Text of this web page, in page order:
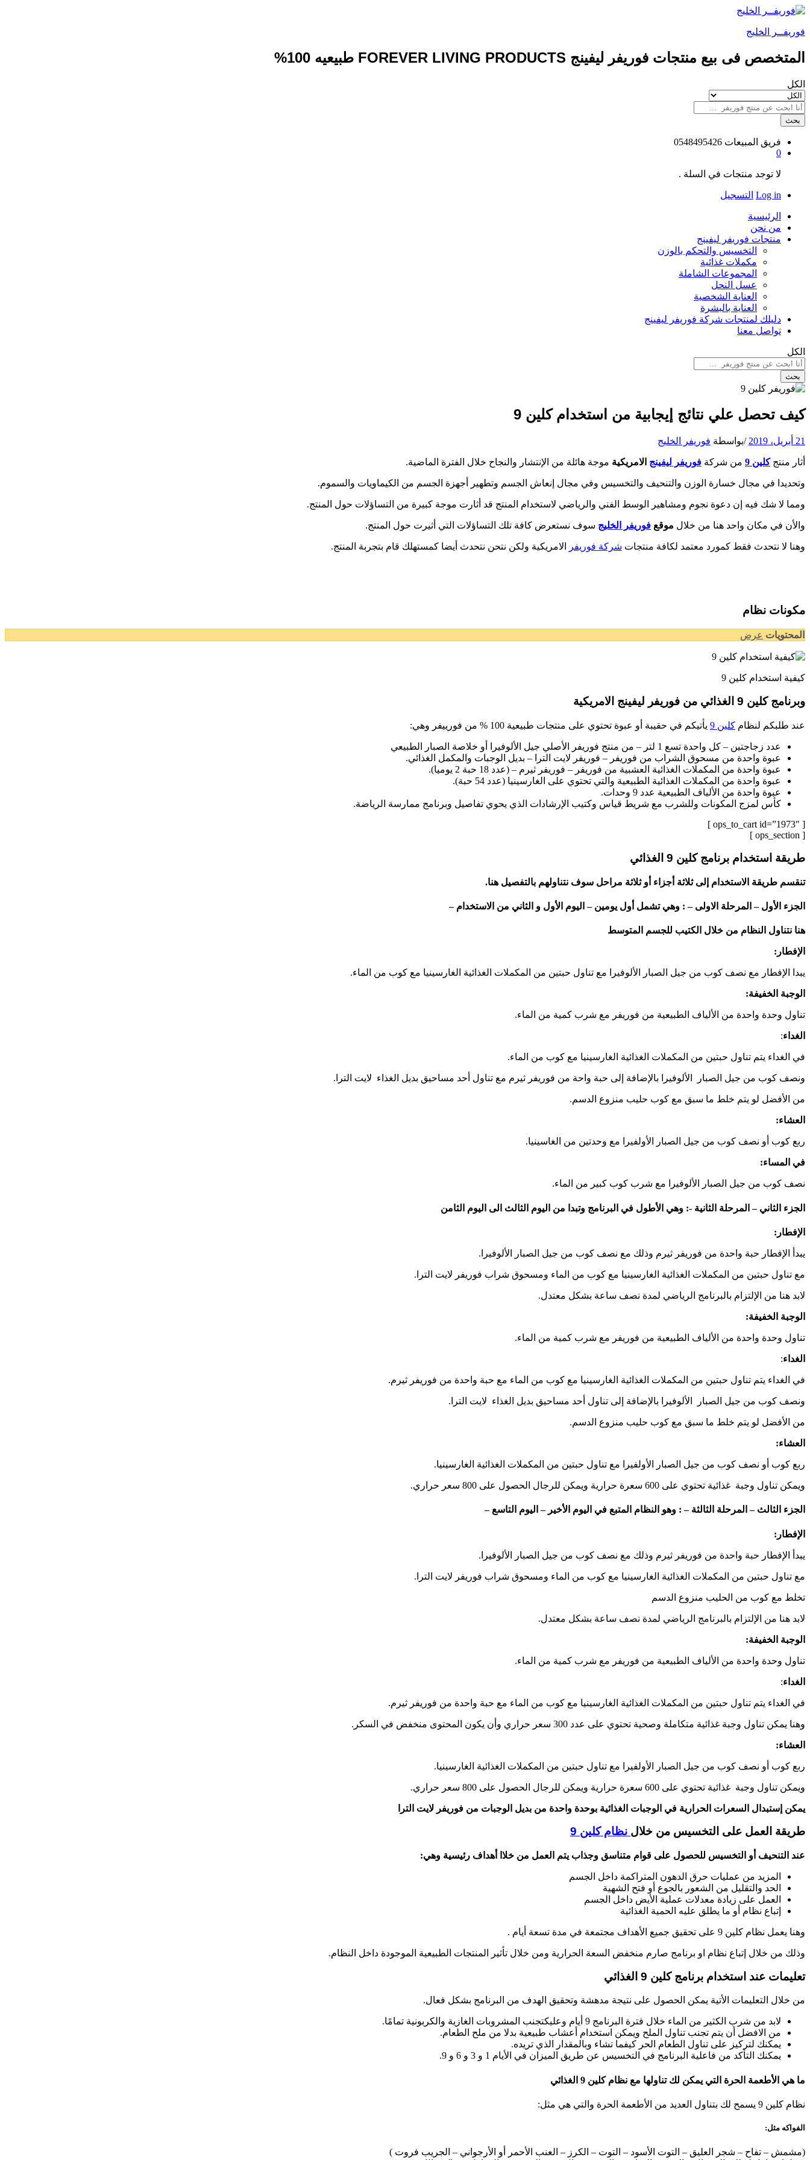
فوريفــر الخليج
المتخصص فى بيع منتجات فوريفر ليفينج FOREVER LIVING PRODUCTS طبيعيه 100%
الكل
بحث
فريق المبيعات 0548495426
0
لا توجد منتجات في السلة .
Log in التسجيل
الرئيسية
من نحن
منتجات فوريفر ليفينج
التخسيس والتحكم بالوزن
مكملات غذائية
المجموعات الشاملة
عسل النحل
العناية الشخصية
العناية بالبشرة
دليلك لمنتجات شركة فوريفر ليفينج
تواصل معنا
الكل
بحث
كيف تحصل علي نتائج إيجابية من استخدام كلين 9
21 أبريل، 2019 /بواسطة فوريفر الخليج
أثار منتج كلين 9 من شركة فوريفر ليفينج الامريكية موجة هائلة من الإنتشار والنجاح خلال الفترة الماضية.
وتحديدا في مجال خسارة الوزن والتنحيف والتخسيس وفي مجال إنعاش الجسم وتطهير أجهزة الجسم من الكيماويات والسموم.
ومما لا شك فيه إن دعوة نجوم ومشاهير الوسط الفني والرياضي لاستخدام المنتج قد أثارت موجة كبيرة من التساؤلات حول المنتج.
والأن في مكان واحد هنا من خلال موقع فوريفر الخليج سوف نستعرض كافة تلك التساؤلات التي أثيرت حول المنتج.
وهنا لا نتحدث فقط كمورد معتمد لكافة منتجات شركة فوريفر الامريكية ولكن نتحن نتحدث أيضا كمستهلك قام بتجربة المنتج.
مكونات نظام
المحتويات عرض
كيفية استخدام كلين 9
وبرنامج كلين 9 الغذائي من فوريفر ليفينج الامريكية
عند طلبكم لنظام كلين 9 يأتيكم في حقيبة أو عبوة تحتوي على منتجات طبيعية 100 % من فورييفر وهي:
عدد زجاجتين – كل واحدة تسع 1 لتر – من منتج فوريفر الأصلي جيل الألوفيرا أو خلاصة الصبار الطبيعي
عبوة واحدة من مسحوق الشراب من فوريفر – فوريفر لايت الترا – بديل الوجبات والمكمل الغذائي.
عبوة واحدة من المكملات الغذائية العشبية من فوريفر – فوريفر ثيرم – (عدد 18 حبة 2 يوميا).
عبوة واحدة من المكملات الغذائية الطبيعية والتي تحتوي على الغارسينيا (عدد 54 حبة).
عبوة واحدة من الألياف الطبيعية عدد 9 وحدات.
كأس لمزج المكونات وللشرب مع شريط قياس وكتيب الإرشادات الذي يحوي تفاصيل وبرنامج ممارسة الرياضة.
[ ops_to_cart id=”1973″ ]
[ ops_section ]
طريقة استخدام برنامج كلين 9 الغذائي
تنقسم طريقة الاستخدام إلى ثلاثة أجزاء أو ثلاثة مراحل سوف نتناولهم بالتفصيل هنا.
الجزء الأول – المرحلة الاولى – : وهي تشمل أول يومين – اليوم الأول و الثاني من الاستخدام –
هنا نتناول النظام من خلال الكتيب للجسم المتوسط
الإفطار:
يبدا الإفطار مع نصف كوب من جيل الصبار الألوفيرا مع تناول حبتين من المكملات الغذائية الغارسينيا مع كوب من الماء.
الوجبة الخفيفة:
تناول وحدة واحدة من الألياف الطبيعية من فوريفر مع شرب كمية من الماء.
الغداء:
في الغداء يتم تناول حبتين من المكملات الغذائية الغارسينيا مع كوب من الماء.
ونصف كوب من جيل الصبار الألوفيرا بالإضافة إلى حبة واحة من فوريفر ثيرم مع تناول أحد مساحيق بديل الغذاء لايت الترا.
من الأفضل لو يتم خلط ما سبق مع كوب حليب منزوع الدسم.
العشاء:
ربع كوب أو نصف كوب من جيل الصبار الأولفيرا مع وحدتين من الغاسينيا.
في المساء:
نصف كوب من جيل الصبار الألوفيرا مع شرب كوب كبير من الماء.
الجزء الثاني – المرحلة الثانية -: وهي الأطول في البرنامج وتبدا من اليوم الثالث الى اليوم الثامن
الإفطار:
يبدأ الإفطار حبة واحدة من فوريفر ثيرم وذلك مع نصف كوب من جيل الصبار الألوفيرا.
مع تناول حبتين من المكملات الغذائية الغارسينيا مع كوب من الماء ومسحوق شراب فوريفر لايت الترا.
لابد هنا من الإلتزام بالبرنامج الرياضي لمدة نصف ساعة بشكل معتدل.
الوجبة الخفيفة:
تناول وحدة واحدة من الألياف الطبيعية من فوريفر مع شرب كمية من الماء.
الغداء:
في الغداء يتم تناول حبتين من المكملات الغذائية الغارسينيا مع كوب من الماء مع حبة واحدة من فوريفر ثيرم.
ونصف كوب من جيل الصبار الألوفيرا بالإضافة إلى تناول أحد مساحيق بديل الغذاء لايت الترا.
من الأفضل لو يتم خلط ما سبق مع كوب حليب منزوع الدسم.
العشاء:
ربع كوب أو نصف كوب من جيل الصبار الأولفيرا مع تناول حبتين من المكملات الغذائية الغارسينيا.
ويمكن تناول وجبة غذائية تحتوي على 600 سعرة حرارية ويمكن للرجال الحصول على 800 سعر حراري.
الجزء الثالث – المرحلة الثالثة – : وهو النظام المتبع في اليوم الأخير – اليوم التاسع –
الإفطار:
يبدأ الإفطار حبة واحدة من فوريفر ثيرم وذلك مع نصف كوب من جيل الصبار الألوفيرا.
مع تناول حبتين من المكملات الغذائية الغارسينيا مع كوب من الماء ومسحوق شراب فوريفر لايت الترا.
تخلط مع كوب من الحليب منزوع الدسم
لابد هنا من الإلتزام بالبرنامج الرياضي لمدة نصف ساعة بشكل معتدل.
الوجبة الخفيفة:
تناول وحدة واحدة من الألياف الطبيعية من فوريفر مع شرب كمية من الماء.
الغداء:
في الغداء يتم تناول حبتين من المكملات الغذائية الغارسينيا مع كوب من الماء مع حبة واحدة من فوريفر ثيرم.
وهنا يمكن تناول وجبة غذائية متكاملة وصحية تحتوي على عدد 300 سعر حراري وأن يكون المحتوى منخفض في السكر.
العشاء:
ربع كوب أو نصف كوب من جيل الصبار الأولفيرا مع تناول حبتين من المكملات الغذائية الغارسينيا.
ويمكن تناول وجبة غذائية تحتوي على 600 سعرة حرارية ويمكن للرجال الحصول على 800 سعر حراري.
يمكن إستبدال السعرات الحرارية في الوجبات الغذائية بوحدة واحدة من بديل الوجبات من فوريفر لايت الترا
طريقة العمل على التخسيس من خلال نظام كلين 9
عند التنحيف أو التخسيس للحصول على قوام متناسق وجذاب يتم العمل من خلاا أهداف رئيسية وهي:
المزيد من عمليات حرق الدهون المتراكمة داخل الجسم
الحد والتقليل من الشعور بالجوع أو فتح الشهية
العمل على زيادة معدلات عملية الأيض داخل الجسم
إتباع نظام أو ما يطلق عليه الحمية الغذائية
وهنا يعمل نظام كلين 9 على تحقيق جميع الأهداف مجتمعة في مدة تسعة أيام .
وذلك من خلال إتباع نظام او برنامج صارم منخفض السعة الحرارية ومن خلال تأثير المنتجات الطبيعية الموجودة داخل النظام.
تعليمات عند استخدام برنامج كلين 9 الغذائي
من خلال التعليمات الأتية يمكن الحصول على نتيجة مدهشة وتحقيق الهدف من البرنامج بشكل فعال.
لابد من شرب الكثير من الماء خلال فترة البرنامج 9 أيام وعليكتجنب المشروبات الغازية والكربونية تمامًا.
من الافضل أن يتم تجنب تناول الملح ويمكن استخدام أعشاب طبيعية بدلا من ملح الطعام.
يمكنك لتركيز على تناول الطعام الحر كيفما تشاء وبالمقدار الذي تريده.
يمكنك التأكد من فاعلية البرنامج في التخسيس عن طريق الميزان في الأيام 1 و 3 و 6 و 9.
ما هي الأطعمة الحرة التي يمكن لك تناولها مع نظام كلين 9 الغذائي
نظام كلين 9 يسمح لك بتناول العديد من الأطعمة الحرة والتي هي مثل:
الفواكه مثل:
(مشمش – تفاح – شجر العليق – التوت الأسود – التوت – الكرز – العنب الأحمر أو الأرجواني – الجريب فروت )